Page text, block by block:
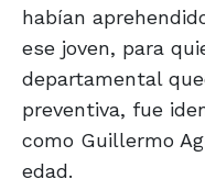
habían
ese joven, para
departamental
preventiva, fue
como Guillermo
edad.